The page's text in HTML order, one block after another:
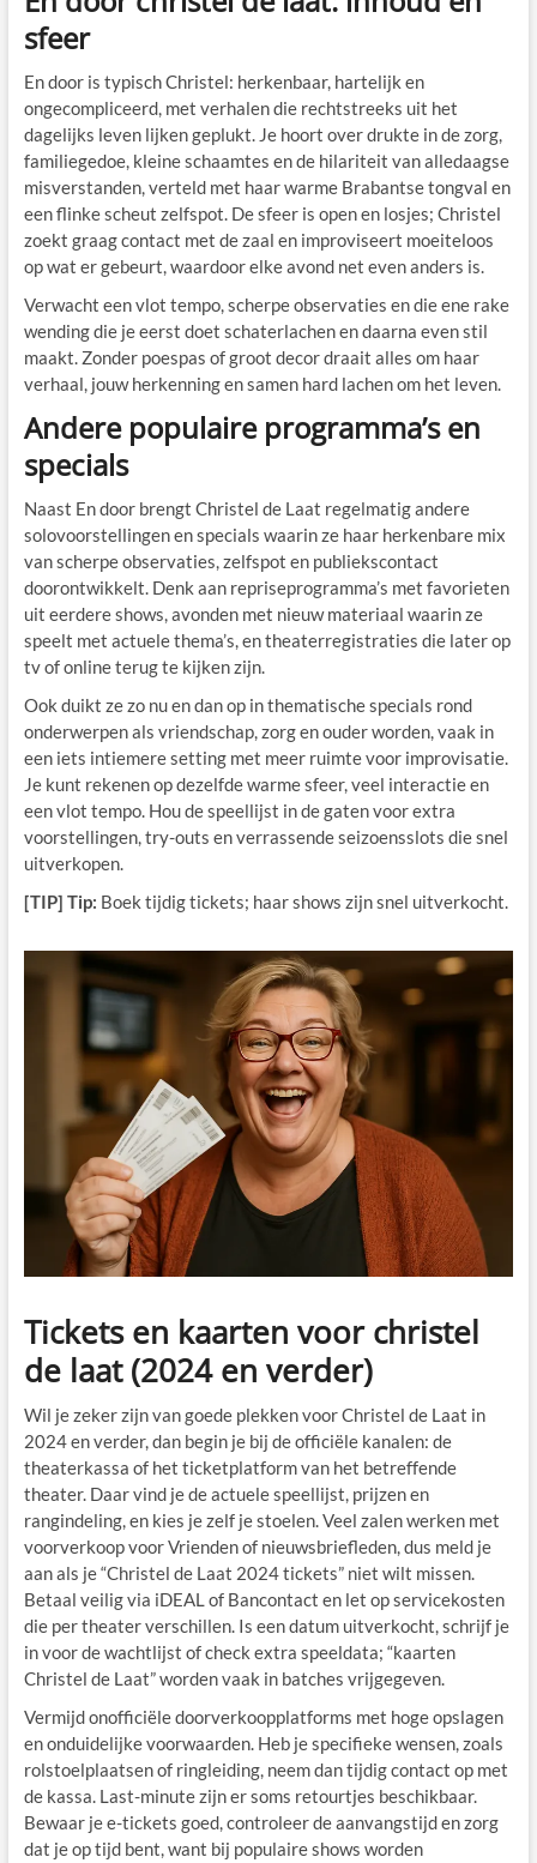
sfeer
En door is typisch Christel: herkenbaar, hartelijk en
ongecompliceerd, met verhalen die rechtstreeks uit het
dagelijks leven lijken geplukt. Je hoort over drukte in de zorg,
familiegedoe, kleine schaamtes en de hilariteit van alledaagse
misverstanden, verteld met haar warme Brabantse tongval en
een flinke scheut zelfspot. De sfeer is open en losjes; Christel
zoekt graag contact met de zaal en improviseert moeiteloos
op wat er gebeurt, waardoor elke avond net even anders is.
Verwacht een vlot tempo, scherpe observaties en die ene rake
wending die je eerst doet schaterlachen en daarna even stil
maakt. Zonder poespas of groot decor draait alles om haar
verhaal, jouw herkenning en samen hard lachen om het leven.
Andere populaire programma’s en
specials
Naast En door brengt Christel de Laat regelmatig andere
solovoorstellingen en specials waarin ze haar herkenbare mix
van scherpe observaties, zelfspot en publiekscontact
doorontwikkelt. Denk aan repriseprogramma’s met favorieten
uit eerdere shows, avonden met nieuw materiaal waarin ze
speelt met actuele thema’s, en theaterregistraties die later op
tv of online terug te kijken zijn.
Ook duikt ze zo nu en dan op in thematische specials rond
onderwerpen als vriendschap, zorg en ouder worden, vaak in
een iets intiemere setting met meer ruimte voor improvisatie.
Je kunt rekenen op dezelfde warme sfeer, veel interactie en
een vlot tempo. Hou de speellijst in de gaten voor extra
voorstellingen, try-outs en verrassende seizoensslots die snel
uitverkopen.
[TIP] Tip: Boek tijdig tickets; haar shows zijn snel uitverkocht.
Tickets en kaarten voor christel
de laat (2024 en verder)
Wil je zeker zijn van goede plekken voor Christel de Laat in
2024 en verder, dan begin je bij de officiële kanalen: de
theaterkassa of het ticketplatform van het betreffende
theater. Daar vind je de actuele speellijst, prijzen en
rangindeling, en kies je zelf je stoelen. Veel zalen werken met
voorverkoop voor Vrienden of nieuwsbriefleden, dus meld je
aan als je “Christel de Laat 2024 tickets” niet wilt missen.
Betaal veilig via iDEAL of Bancontact en let op servicekosten
die per theater verschillen. Is een datum uitverkocht, schrijf je
in voor de wachtlijst of check extra speeldata; “kaarten
Christel de Laat” worden vaak in batches vrijgegeven.
Vermijd onofficiële doorverkoopplatforms met hoge opslagen
en onduidelijke voorwaarden. Heb je specifieke wensen, zoals
rolstoelplaatsen of ringleiding, neem dan tijdig contact op met
de kassa. Last-minute zijn er soms retourtjes beschikbaar.
Bewaar je e-tickets goed, controleer de aanvangstijd en zorg
dat je op tijd bent, want bij populaire shows worden